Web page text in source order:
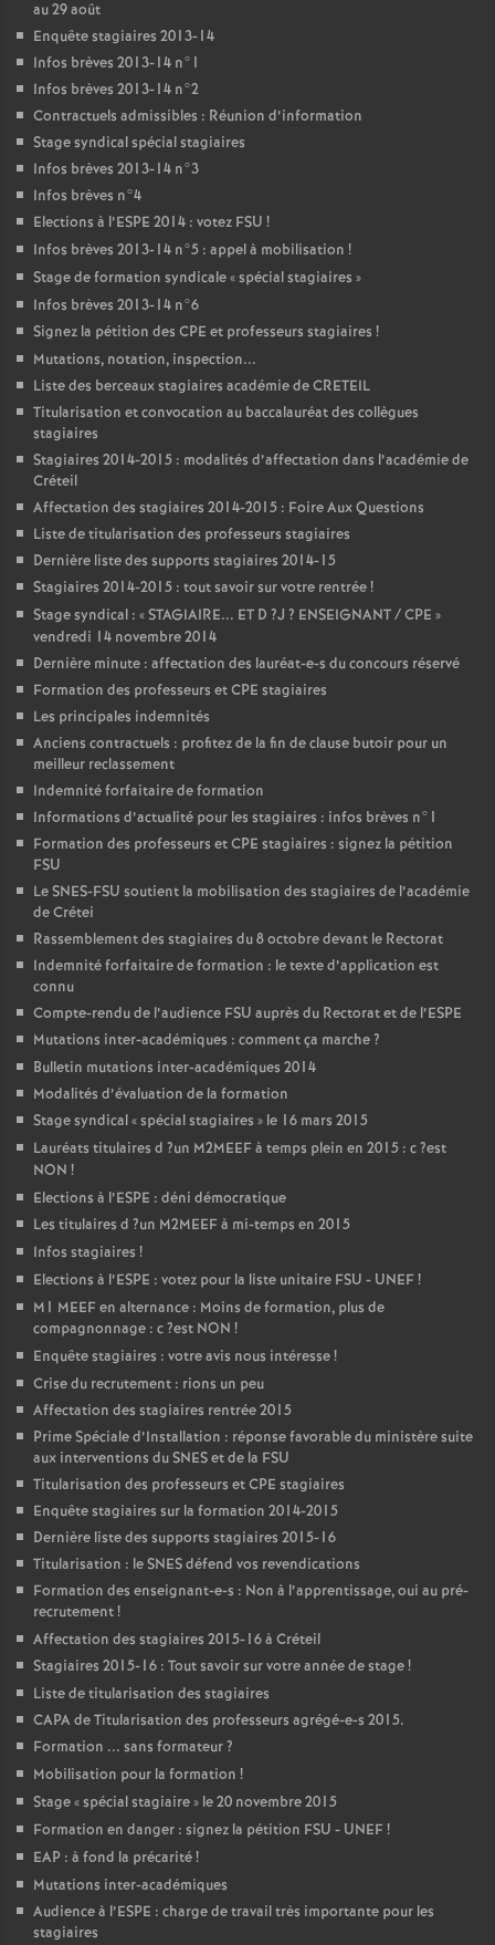
au 29 août
Enquête stagiaires 2013-14
Infos brèves 2013-14 n°1
Infos brèves 2013-14 n°2
Contractuels admissibles : Réunion d’information
Stage syndical spécial stagiaires
Infos brèves 2013-14 n°3
Infos brèves n°4
Elections à l’ESPE 2014 : votez FSU !
Infos brèves 2013-14 n°5 : appel à mobilisation !
Stage de formation syndicale «spécial stagiaires »
Infos brèves 2013-14 n°6
Signez la pétition des CPE et professeurs stagiaires !
Mutations, notation, inspection...
Liste des berceaux stagiaires académie deCRETEIL
Titularisation et convocation au baccalauréat des collègues
stagiaires
Stagiaires 2014-2015 : modalités d’affectation dans l’académie de
Créteil
Affectation des stagiaires 2014-2015 : Foire Aux Questions
Liste de titularisation des professeurs stagiaires
Dernière liste des supports stagiaires 2014-15
Stagiaires 2014-2015 : tout savoir sur votre rentrée!
Stage syndical : «STAGIAIRE... ET D ?J ? ENSEIGNANT/CPE »
vendredi 14 novembre 2014
Dernière minute : affectation des lauréat-e-s du concours réservé
Formation des professeurs etCPE stagiaires
Les principales indemnités
Anciens contractuels : profitez de la fin de clause butoir pour un
meilleur reclassement
Indemnité forfaitaire de formation
Informations d’actualité pour les stagiaires : infos brèves n°1
Formation des professeurs etCPE stagiaires : signez la pétition
FSU
LeSNES-FSU soutient la mobilisation des stagiaires de l’académie
de Crétei
Rassemblement des stagiaires du 8 octobre devant le Rectorat
Indemnité forfaitaire de formation : le texte d’application est
connu
Compte-rendu de l’audience FSU auprès du Rectorat et de l’ESPE
Mutations inter-académiques : comment ça marche?
Bulletin mutations inter-académiques 2014
Modalités d’évaluation de la formation
Stage syndical «spécial stagiaires » le 16 mars 2015
Lauréats titulaires d ?un M2MEEFà temps plein en 2015 : c?est
NON !
Elections à l’ESPE : déni démocratique
Les titulaires d ?un M2MEEFà mi-temps en 2015
Infos stagiaires !
Elections à l’ESPE : votez pour la liste unitaire FSU - UNEF!
M1 MEEFen alternance : Moins de formation, plus de
compagnonnage : c?est NON !
Enquête stagiaires : votre avis nous intéresse!
Crise du recrutement : rions un peu
Affectation des stagiaires rentrée 2015
Prime Spéciale d’Installation : réponse favorable du ministère suite
aux interventions duSNESet de la FSU
Titularisation des professeurs etCPE stagiaires
Enquête stagiaires sur la formation 2014-2015
Dernière liste des supports stagiaires 2015-16
Titularisation : leSNESdéfend vos revendications
Formation des enseignant-e-s : Non à l’apprentissage, oui au pré-
recrutement!
Affectation des stagiaires 2015-16 à Créteil
Stagiaires 2015-16 : Tout savoir sur votre année de stage!
Liste de titularisation des stagiaires
CAPAde Titularisation des professeurs agrégé-e-s 2015.
Formation ... sans formateur?
Mobilisation pour la formation !
Stage «spécial stagiaire» le 20 novembre 2015
Formation en danger : signez la pétition FSU - UNEF!
EAP : à fond la précarité!
Mutations inter-académiques
Audience à l’ESPE : charge de travail très importante pour les
stagiaires